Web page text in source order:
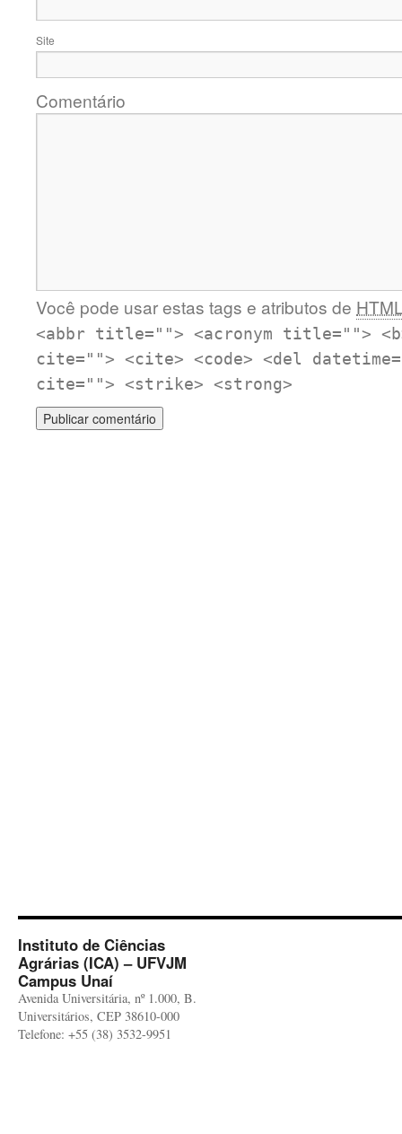
Site
Comentário
Você pode usar estas tags e atributos de
<abbr title=""> <acronym title="">
cite=""> <cite> <code> <del
cite=""> <strike> <strong>
Instituto de Ciências
Agrárias (ICA) – UFVJM
Campus Unaí
Avenida Universitária, nº 1.000, B.
Universitários, CEP 38610-000
Telefone: +55 (38) 3532-9951